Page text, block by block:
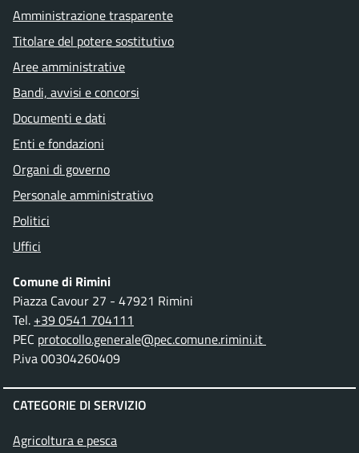
Amministrazione trasparente
Titolare del potere sostitutivo
Aree amministrative
Bandi, avvisi e concorsi
Documenti e dati
Enti e fondazioni
Organi di governo
Personale amministrativo
Politici
Uffici
Comune di Rimini
Piazza Cavour 27 - 47921 Rimini
Tel. +39 0541 704111
PEC protocollo.generale@pec.comune.rimini.it
P.iva 00304260409
CATEGORIE DI SERVIZIO
Agricoltura e pesca